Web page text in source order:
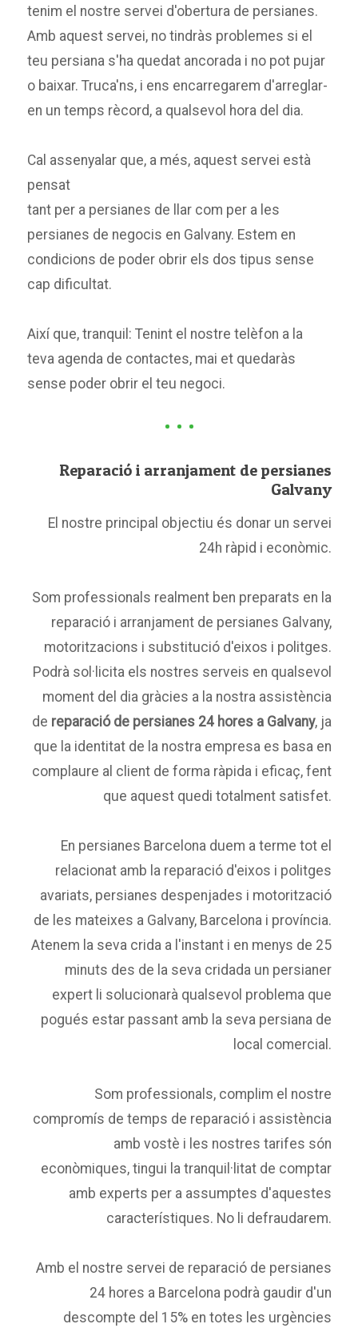
tenim el nostre servei d'obertura de persianes.
Amb aquest servei, no tindràs problemes si el
teu persiana s'ha quedat ancorada i no pot pujar
o baixar. Truca'ns, i ens encarregarem d'arreglar-
en un temps rècord, a qualsevol hora del dia.
Cal assenyalar que, a més, aquest servei està
pensat
tant per a persianes de llar com per a les
persianes de negocis en Galvany. Estem en
condicions de poder obrir els dos tipus sense
cap dificultat.
Així que, tranquil: Tenint el nostre telèfon a la
teva agenda de contactes, mai et quedaràs
sense poder obrir el teu negoci.
Reparació i arranjament de persianes
Galvany
El nostre principal objectiu és donar un servei
24h ràpid i econòmic.
Som professionals realment ben preparats en la
reparació i arranjament de persianes Galvany,
motoritzacions i substitució d'eixos i politges.
Podrà sol·licita els nostres serveis en qualsevol
moment del dia gràcies a la nostra assistència
de reparació de persianes 24 hores a Galvany, ja
que la identitat de la nostra empresa es basa en
complaure al client de forma ràpida i eficaç, fent
que aquest quedi totalment satisfet.
En persianes Barcelona duem a terme tot el
relacionat amb la reparació d'eixos i politges
avariats, persianes despenjades i motorització
de les mateixes a Galvany, Barcelona i província.
Atenem la seva crida a l'instant i en menys de 25
minuts des de la seva cridada un persianer
expert li solucionarà qualsevol problema que
pogués estar passant amb la seva persiana de
local comercial.
Som professionals, complim el nostre
compromís de temps de reparació i assistència
amb vostè i les nostres tarifes són
econòmiques, tingui la tranquil·litat de comptar
amb experts per a assumptes d'aquestes
característiques. No li defraudarem.
Amb el nostre servei de reparació de persianes
24 hores a Barcelona podrà gaudir d'un
descompte del 15% en totes les urgències